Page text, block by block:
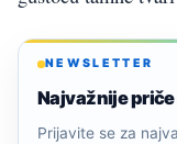
NEWSLETTER
Najvažnije
Prijavite se za